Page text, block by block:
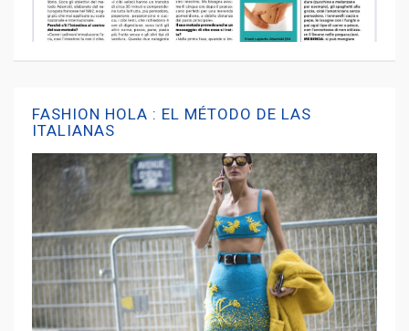
FASHION HOLA : EL MÉTODO DE LAS
ITALIANAS